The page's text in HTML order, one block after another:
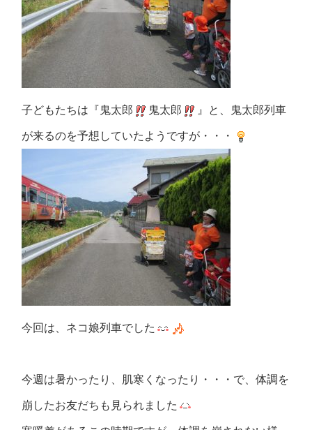
子どもたちは『鬼太郎 鬼太郎 』と、鬼太郎列車
が来るのを予想していたようですが・・・
今回は、ネコ娘列車でした
今週は暑かったり、肌寒くなったり・・・で、体調を
崩したお友だちも見られました